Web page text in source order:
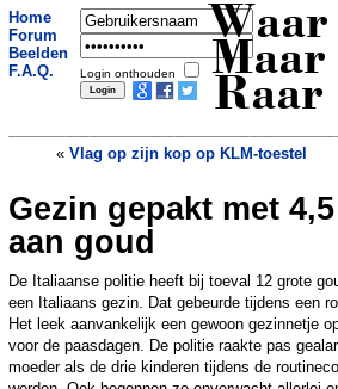
Home
Forum
Beelden
F.A.Q.
Login onthouden
Waar
Maar
Raar
« Vlag op zijn kop op KLM-toestel
Duitse
Gezin gepakt met
aan goud
De Italiaanse politie heeft bij toeval 12 grote
een Italiaans gezin. Dat gebeurde tijdens een
Het leek aanvankelijk een gewoon gezinnetje
voor de paasdagen. De politie raakte pas
moeder als de drie kinderen tijdens de